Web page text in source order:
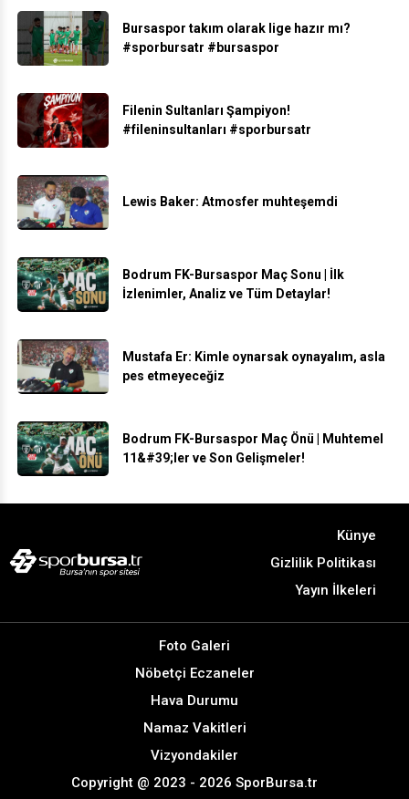
Bursaspor takım olarak lige hazır mı?
#sporbursatr #bursaspor
Filenin Sultanları Şampiyon!
#fileninsultanları #sporbursatr
Lewis Baker: Atmosfer muhteşemdi
Bodrum FK-Bursaspor Maç Sonu | İlk
İzlenimler, Analiz ve Tüm Detaylar!
Mustafa Er: Kimle oynarsak oynayalım, asla
pes etmeyeceğiz
Bodrum FK-Bursaspor Maç Önü | Muhtemel
11&#39;ler ve Son Gelişmeler!
Künye
Yayın İlkeleri
Nöbetçi Eczaneler
Vizyondakiler
Copyright @ 2023 - 2026 SporBursa.tr